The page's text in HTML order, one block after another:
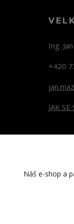
Ing.
+420
JAK
Náš e-shop a